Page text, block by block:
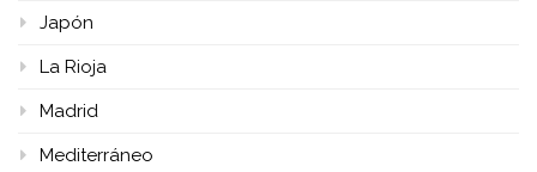
Japón
La Rioja
Madrid
Mediterráneo